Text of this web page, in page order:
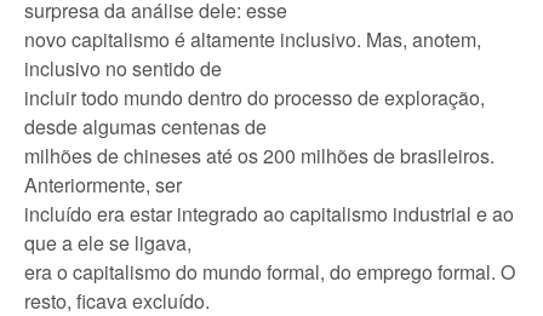
surpresa da análise dele: esse
novo capitalismo é altamente inclusivo. Mas, anotem,
inclusivo no sentido de
incluir todo mundo dentro do processo de exploração,
desde algumas centenas de
milhões de chineses até os 200 milhões de brasileiros.
Anteriormente, ser
incluído era estar integrado ao capitalismo industrial e ao
que a ele se ligava,
era o capitalismo do mundo formal, do emprego formal. O
resto, ficava excluído.